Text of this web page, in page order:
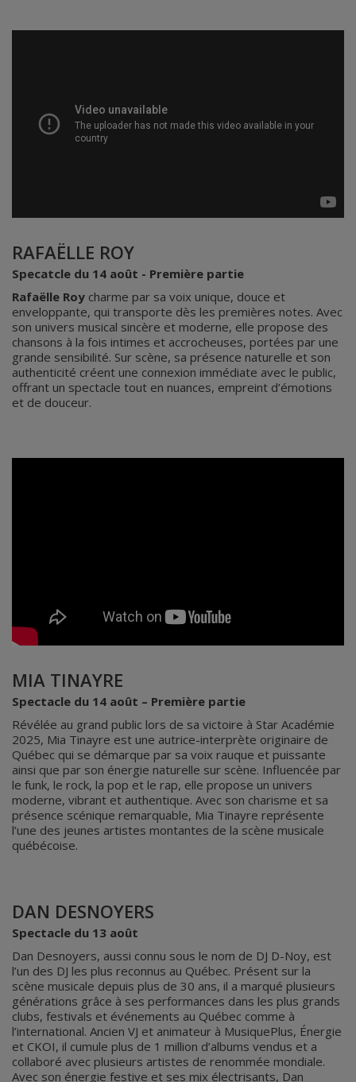
RAFAËLLE ROY
Specatcle du 14 août - Première partie
Rafaëlle Roy charme par sa voix unique, douce et
enveloppante, qui transporte dès les premières notes. Avec
son univers musical sincère et moderne, elle propose des
chansons à la fois intimes et accrocheuses, portées par une
grande sensibilité. Sur scène, sa présence naturelle et son
authenticité créent une connexion immédiate avec le public,
offrant un spectacle tout en nuances, empreint d’émotions
et de douceur.
MIA TINAYRE
Spectacle du 14 août – Première partie
Révélée au grand public lors de sa victoire à Star Académie
2025, Mia Tinayre est une autrice-interprète originaire de
Québec qui se démarque par sa voix rauque et puissante
ainsi que par son énergie naturelle sur scène. Influencée par
le funk, le rock, la pop et le rap, elle propose un univers
moderne, vibrant et authentique. Avec son charisme et sa
présence scénique remarquable, Mia Tinayre représente
l’une des jeunes artistes montantes de la scène musicale
québécoise.
DAN DESNOYERS
Spectacle du 13 août
Dan Desnoyers, aussi connu sous le nom de DJ D-Noy, est
l’un des DJ les plus reconnus au Québec. Présent sur la
scène musicale depuis plus de 30 ans, il a marqué plusieurs
générations grâce à ses performances dans les plus grands
clubs, festivals et événements au Québec comme à
l’international. Ancien VJ et animateur à MusiquePlus, Énergie
et CKOI, il cumule plus de 1 million d’albums vendus et a
collaboré avec plusieurs artistes de renommée mondiale.
Avec son énergie festive et ses mix électrisants, Dan